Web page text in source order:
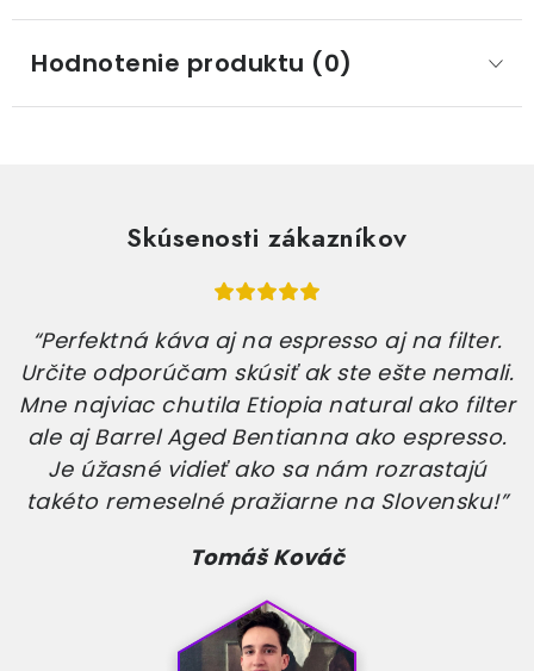
Hodnotenie produktu (0)
Skúsenosti zákazníkov
“Perfektná káva aj na espresso aj na filter.
Určite odporúčam skúsiť ak ste ešte nemali.
Mne najviac chutila Etiopia natural ako filter
ale aj Barrel Aged Bentianna ako espresso.
Je úžasné vidieť ako sa nám rozrastajú
takéto remeselné pražiarne na Slovensku!”
Tomáš Kováč